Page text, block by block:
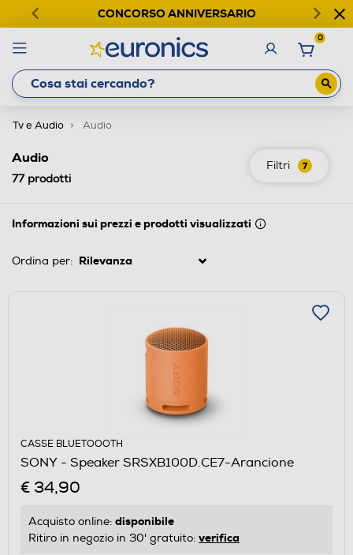
CONCORSO ANNIVERSARIO
0
Tv e Audio Audio
Filtri 7
Audio
77prodotti
Informazioni sui prezzi e prodotti visualizzati
Ordina per:
CASSE BLUETOOOTH
SONY - Speaker SRSXB100D.CE7-Arancione
€ 34,90
Acquisto online: disponibile
Ritiro in negozio in 30' gratuito: verifica